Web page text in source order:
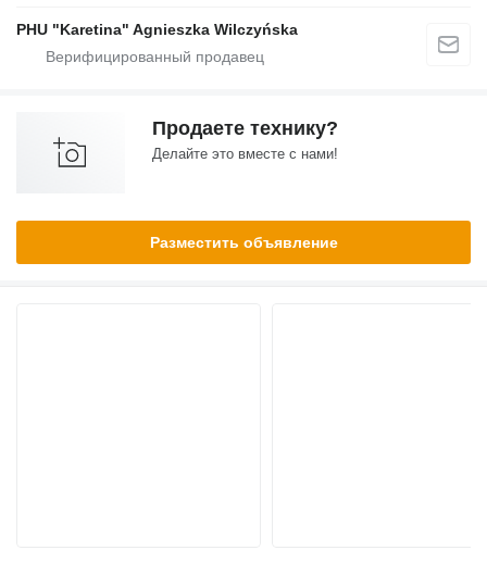
PHU "Karetina" Agnieszka Wilczyńska
Продаете технику?
Делайте это вместе с нами!
Разместить объявление